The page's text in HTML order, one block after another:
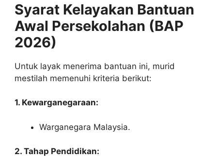
Syarat Kelayakan Bantuan
Awal Persekolahan (BAP
2026)
Untuk layak menerima bantuan ini, murid
mestilah memenuhi kriteria berikut:
1. Kewarganegaraan:
Warganegara Malaysia.
2. Tahap Pendidikan: